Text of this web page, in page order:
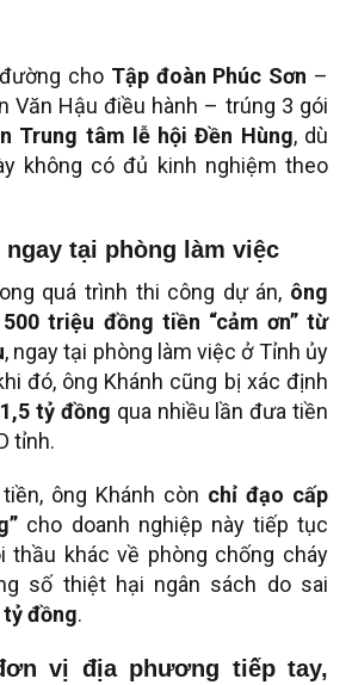
cho Tập đoàn Phúc Sơn –
Văn Hậu điều hành – trúng 3 gói
Trung tâm lễ hội Đền Hùng, dù
không có đủ kinh nghiệm theo
ngay tại phòng làm việc
quá trình thi công dự án, ông
triệu đồng tiền “cảm ơn” từ
, ngay tại phòng làm việc ở Tỉnh ủy
đó, ông Khánh cũng bị xác định
tỷ đồng qua nhiều lần đưa tiền
tỉnh.
ông Khánh còn chỉ đạo cấp
cho doanh nghiệp này tiếp tục
thầu khác về phòng chống cháy
số thiệt hại ngân sách do sai
tỷ đồng.
vị địa phương tiếp tay,